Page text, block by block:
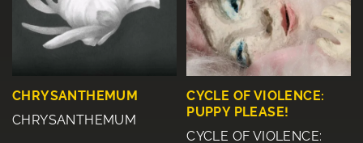
CHRYSANTHEMUM
CHRYSANTHEMUM
CYCLE OF VIOLENCE:
PUPPY PLEASE!
CYCLE OF VIOLENCE: